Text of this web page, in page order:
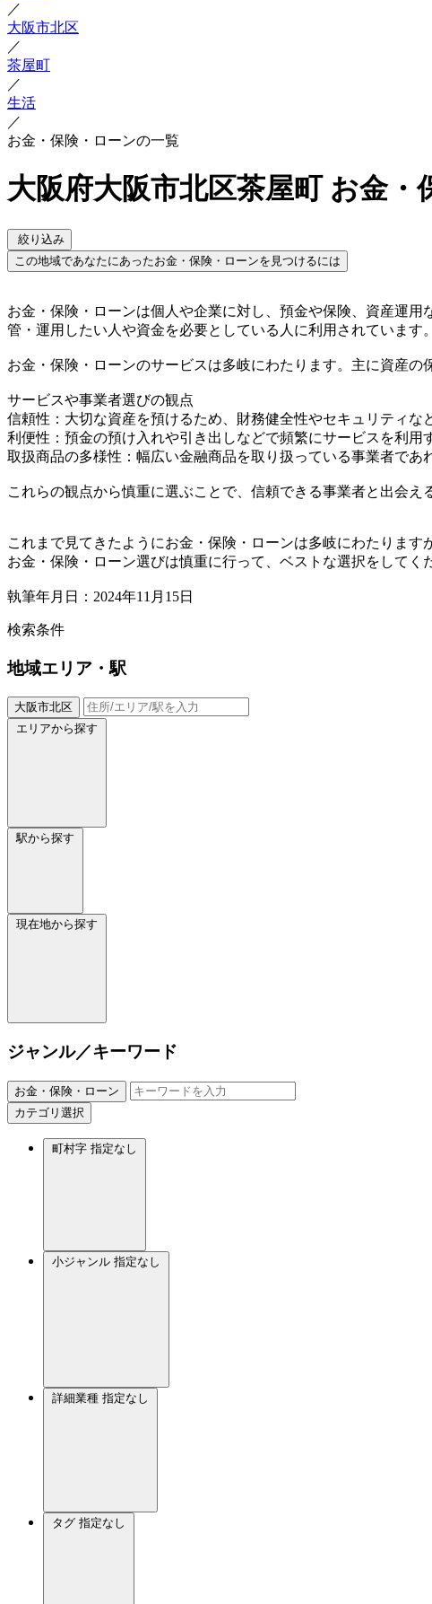
／
大阪市北区
／
茶屋町
／
生活
／
お金・保険・ローンの一覧
大阪府大阪市北区茶屋町 お金・
絞り込み
この地域であなたにあったお金・保険・ローンを見つけるには
お金・保険・ローンは個人や企業に対し、預金や保険、資産運
管・運用したい人や資金を必要としている人に利用されています。
お金・保険・ローンのサービスは多岐にわたります。主に資産
サービスや事業者選びの観点
信頼性：大切な資産を預けるため、財務健全性やセキュリティな
利便性：預金の預け入れや引き出しなどで頻繁にサービスを利
取扱商品の多様性：幅広い金融商品を取り扱っている事業者で
これらの観点から慎重に選ぶことで、信頼できる事業者と出会え
これまで見てきたようにお金・保険・ローンは多岐にわたります
お金・保険・ローン選びは慎重に行って、ベストな選択をしてく
執筆年月日：2024年11月15日
検索条件
地域エリア・駅
大阪市北区
エリアから探す
駅から探す
現在地から探す
ジャンル／キーワード
お金・保険・ローン
カテゴリ選択
町村字 指定なし
小ジャンル 指定なし
詳細業種 指定なし
タグ 指定なし